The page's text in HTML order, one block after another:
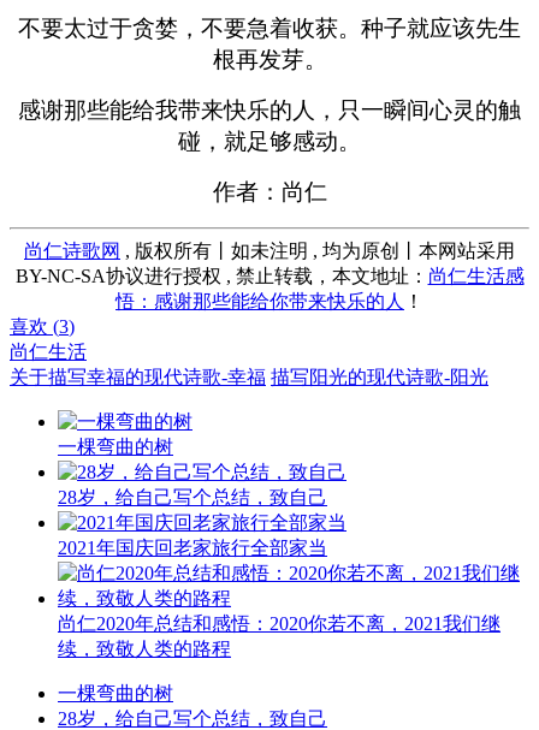
不要太过于贪婪，不要急着收获。种子就应该先生
根再发芽。
感谢那些能给我带来快乐的人，只一瞬间心灵的触
碰，就足够感动。
作者：尚仁
尚仁诗歌网 , 版权所有丨如未注明 , 均为原创丨本网站采用
BY-NC-SA协议进行授权 , 禁止转载，本文地址： 尚仁生活感
悟：感谢那些能给你带来快乐的人
！
喜欢 (3)
尚仁生活
关于描写幸福的现代诗歌-幸福 描写阳光的现代诗歌-阳光
一棵弯曲的树
28岁，给自己写个总结，致自己
2021年国庆回老家旅行全部家当
尚仁2020年总结和感悟：2020你若不离，2021我们继
续，致敬人类的路程
一棵弯曲的树
28岁，给自己写个总结，致自己